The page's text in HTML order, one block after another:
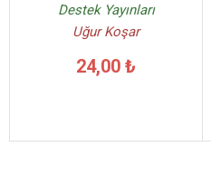
Destek Yayınları
Uğur Koşar
24,00 ₺